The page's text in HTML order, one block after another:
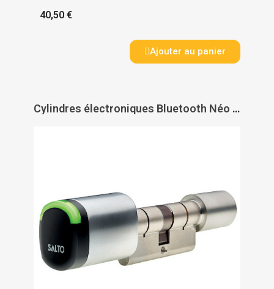
40,50 €
Ajouter au panier
Cylindres électroniques Bluetooth Néo - SALTO